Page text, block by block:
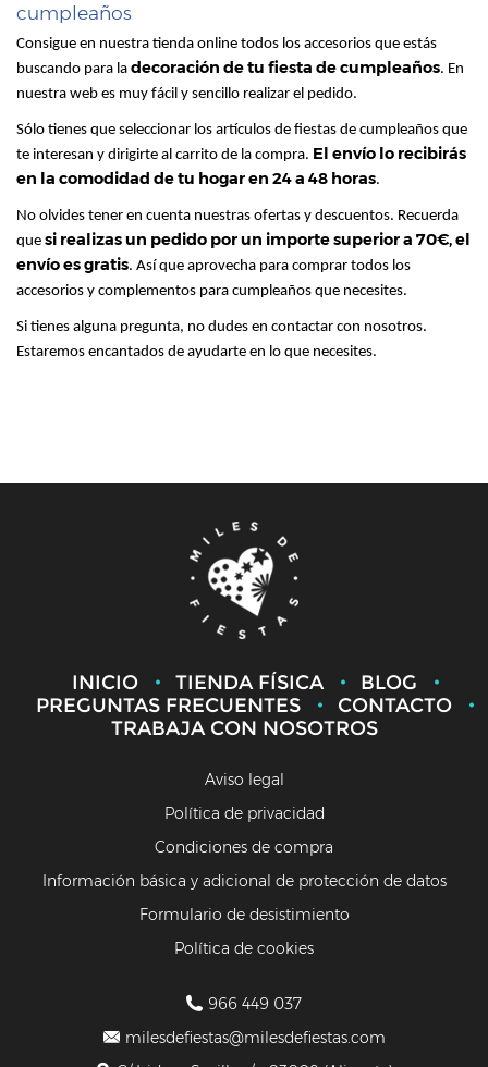
cumpleaños
Consigue en nuestra tienda online todos los accesorios que estás
buscando para la decoración de tu fiesta de cumpleaños. En
nuestra web es muy fácil y sencillo realizar el pedido.
Sólo tienes que seleccionar los artículos de fiestas de cumpleaños que
te interesan y dirigirte al carrito de la compra. El envío lo recibirás
en la comodidad de tu hogar en 24 a 48 horas.
No olvides tener en cuenta nuestras ofertas y descuentos. Recuerda
que si realizas un pedido por un importe superior a 70€, el
envío es gratis. Así que aprovecha para comprar todos los
accesorios y complementos para cumpleaños que necesites.
Si tienes alguna pregunta, no dudes en contactar con nosotros.
Estaremos encantados de ayudarte en lo que necesites.
INICIO TIENDA FÍSICA
BLOG
PREGUNTAS FRECUENTES
CONTACTO
TRABAJA CON NOSOTROS
Aviso legal
Política de privacidad
Condiciones de compra
Información básica y adicional de protección de datos
Formulario de desistimiento
Política de cookies
966 449 037
milesdefiestas@milesdefiestas.com